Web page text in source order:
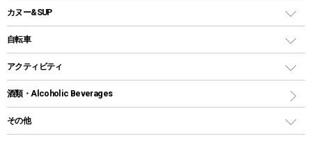
ペグ
グランドシート
ガイドロープ
ツール
鉄板、アミ
焚き火台&ストーブ
火起こし
バーベキューツール
シェラカップ
クッキングツール
ナイフ
カトラリー
プラスチックボトル
ディズニーボトル
保冷剤
バックパック&バッグ
リュック、バックパック
トートバッグ、サコッシュ
ショッピングキャリー
その他アウトドア雑貨
カヌー&SUP
インフレータブル
カヤック
パドル
自転車
折りたたみ自転車
スポーツサイクル
シティサイクル
アクティビティ
マリン
ラッシュガード
酒類・Alcoholic Beverages
その他